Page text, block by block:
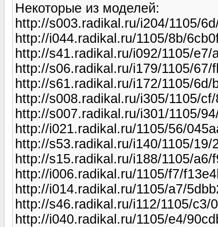
Некоторые из моделей:
http://s003.radikal.ru/i204/1105/
http://i044.radikal.ru/1105/8b/
http://s41.radikal.ru/i092/1105/
http://s06.radikal.ru/i179/1105/
http://s61.radikal.ru/i172/1105/
http://s008.radikal.ru/i305/1105/
http://s007.radikal.ru/i301/1105/
http://i021.radikal.ru/1105/56/
http://s53.radikal.ru/i140/1105/
http://s15.radikal.ru/i188/1105/
http://i006.radikal.ru/1105/f7/
http://i014.radikal.ru/1105/a7/
http://s46.radikal.ru/i112/1105/
http://i040.radikal.ru/1105/e4/